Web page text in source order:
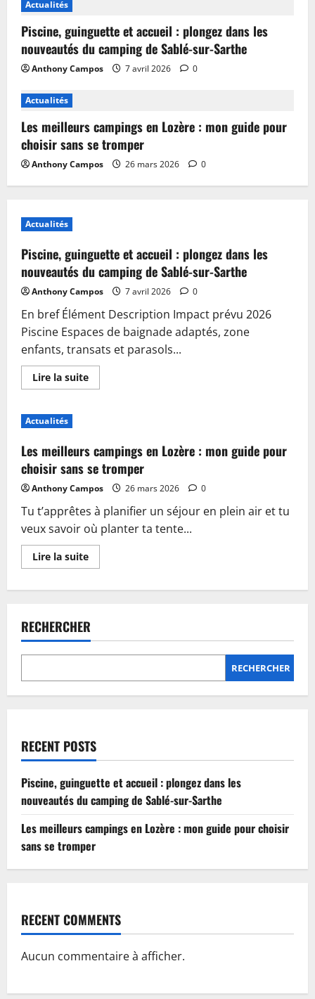
Actualités
Piscine, guinguette et accueil : plongez dans les
nouveautés du camping de Sablé-sur-Sarthe
Anthony Campos 7 avril 2026 0
Actualités
Les meilleurs campings en Lozère : mon guide pour
choisir sans se tromper
Anthony Campos 26 mars 2026 0
Actualités
Piscine, guinguette et accueil : plongez dans les
nouveautés du camping de Sablé-sur-Sarthe
Anthony Campos 7 avril 2026 0
En bref Élément Description Impact prévu 2026
Piscine Espaces de baignade adaptés, zone
enfants, transats et parasols...
Lire la suiteEn
savoir
accueil
:
plongez
dans
les
nouveautés
du
camping
de
Sablé-
sur-
Sarthe
Actualités
Les meilleurs campings en Lozère : mon guide pour
choisir sans se tromper
Anthony Campos 26 mars 2026 0
Tu t’apprêtes à planifier un séjour en plein air et tu
veux savoir où planter ta tente...
Lire la suiteEn
savoir
en
Lozère
:
mon
choisir
sans
RECHERCHER
RECHERCHER
RECENT POSTS
Piscine, guinguette et accueil : plongez dans les
nouveautés du camping de Sablé-sur-Sarthe
Les meilleurs campings en Lozère : mon guide pour choisir
sans se tromper
RECENT COMMENTS
Aucun commentaire à afficher.